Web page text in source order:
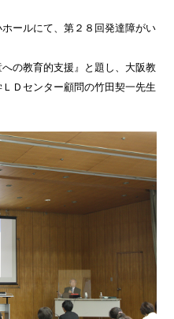
ールにて、第２８回発達障がい
の教育的支援』と題し、大阪教
Ｄセンター顧問の竹田契一先生